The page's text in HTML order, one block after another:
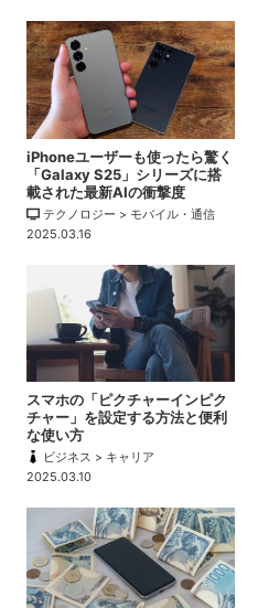
iPhoneユーザーも使ったら驚く
「Galaxy S25」シリーズに搭
載された最新AIの衝撃度
テクノロジー > モバイル・通信
2025.03.16
スマホの「ピクチャーインピク
チャー」を設定する方法と便利
な使い方
ビジネス > キャリア
2025.03.10